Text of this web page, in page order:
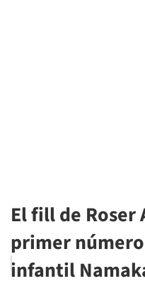
El fill de
primer
infantil